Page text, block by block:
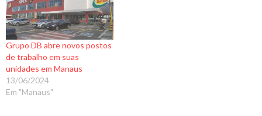
Grupo DB abre novos postos
de trabalho em suas
unidades em Manaus
13/06/2024
Em "Manaus"